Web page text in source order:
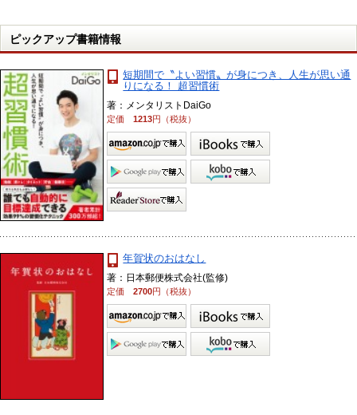
ピックアップ書籍情報
短期間で〝よい習慣〟が身につき、人生が思い通
りになる！ 超習慣術
著：メンタリストDaiGo
定価1213円（税抜）
年賀状のおはなし
著：日本郵便株式会社(監修)
定価2700円（税抜）